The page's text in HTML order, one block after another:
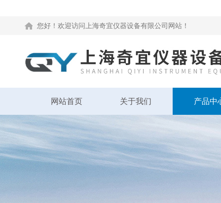
您好！欢迎访问上海奇宜仪器设备有限公司网站！
网站首页 关于我们 产品中